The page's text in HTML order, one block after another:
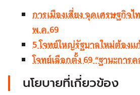
การเมืองเสี่ยง ฉุดเศรษฐกิจ
พ.ค.69
5 โจทย์ใหญ่รัฐบาลใหม่ต้องแ
โจทย์เลือกตั้ง 69 “ฐานะการ
นโยบายที่เกี่ยวข้อง